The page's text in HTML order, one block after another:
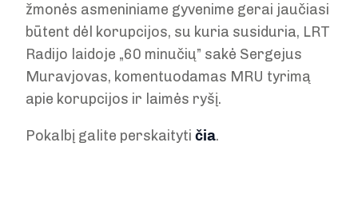
žmonės asmeniniame gyvenime gerai jaučiasi
būtent dėl korupcijos, su kuria susiduria, LRT
Radijo laidoje „60 minučių” sakė Sergejus
Muravjovas, komentuodamas MRU tyrimą
apie korupcijos ir laimės ryšį.
Pokalbį galite perskaityti čia.